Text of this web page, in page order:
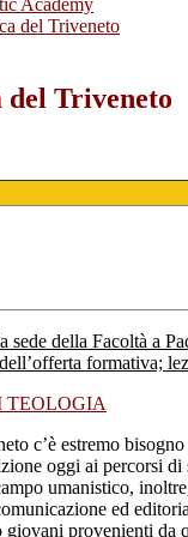
Academy
del Triveneto
del Triveneto
sede della Facoltà a
formativa;
TEOLOGIA
c’è estremo
oggi ai percorsi
umanistico,
ed
provenienti da